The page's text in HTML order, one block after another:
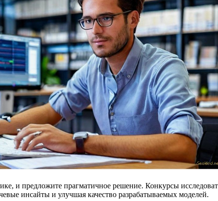
и предложите прагматичное решение. Конкурсы
инсайты и улучшая качество разрабатываемых моделей.